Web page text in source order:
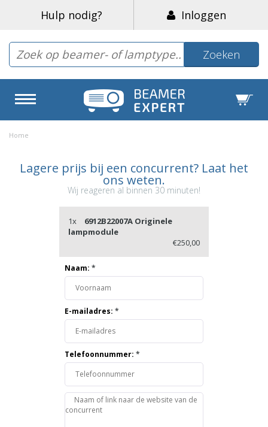
Hulp nodig? Inloggen
Zoeken
Home
Lagere prijs bij een concurrent? Laat het
ons weten.
Wij reageren al binnen 30 minuten!
1x
6912B22007A Originele
lampmodule
€250,00
Naam: *
E-mailadres: *
Telefoonnummer: *